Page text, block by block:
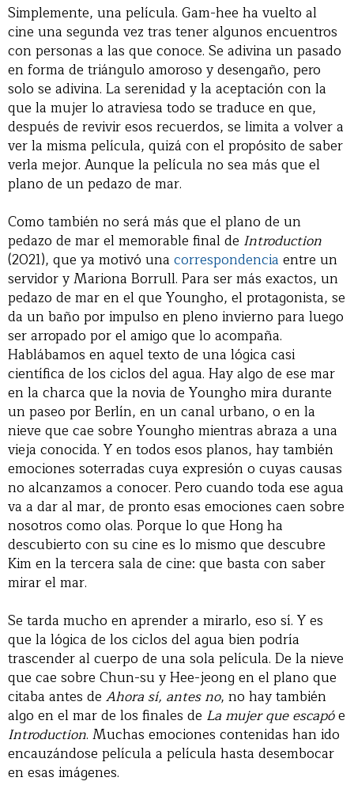
Simplemente, una película. Gam-hee ha vuelto al
cine una segunda vez tras tener algunos encuentros
con personas a las que conoce. Se adivina un pasado
en forma de triángulo amoroso y desengaño, pero
solo se adivina. La serenidad y la aceptación con la
que la mujer lo atraviesa todo se traduce en que,
después de revivir esos recuerdos, se limita a volver a
ver la misma película, quizá con el propósito de saber
verla mejor. Aunque la película no sea más que el
plano de un pedazo de mar.
Como también no será más que el plano de un
pedazo de mar el memorable final de Introduction
(2021), que ya motivó una correspondencia entre un
servidor y Mariona Borrull. Para ser más exactos, un
pedazo de mar en el que Youngho, el protagonista, se
da un baño por impulso en pleno invierno para luego
ser arropado por el amigo que lo acompaña.
Hablábamos en aquel texto de una lógica casi
científica de los ciclos del agua. Hay algo de ese mar
en la charca que la novia de Youngho mira durante
un paseo por Berlín, en un canal urbano, o en la
nieve que cae sobre Youngho mientras abraza a una
vieja conocida. Y en todos esos planos, hay también
emociones soterradas cuya expresión o cuyas causas
no alcanzamos a conocer. Pero cuando toda ese agua
va a dar al mar, de pronto esas emociones caen sobre
nosotros como olas. Porque lo que Hong ha
descubierto con su cine es lo mismo que descubre
Kim en la tercera sala de cine: que basta con saber
mirar el mar.
Se tarda mucho en aprender a mirarlo, eso sí. Y es
que la lógica de los ciclos del agua bien podría
trascender al cuerpo de una sola película. De la nieve
que cae sobre Chun-su y Hee-jeong en el plano que
citaba antes de Ahora sí, antes no, no hay también
algo en el mar de los finales de La mujer que escapóe
Introduction. Muchas emociones contenidas han ido
encauzándose película a película hasta desembocar
en esas imágenes.